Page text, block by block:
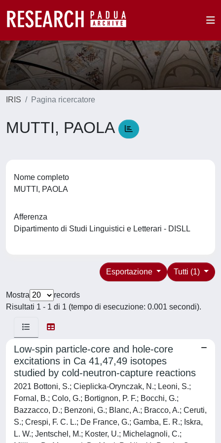
IRIS Pagina ricercatore
MUTTI, PAOLA
Nome completo
MUTTI, PAOLA
Afferenza
Dipartimento di Studi Linguistici e Letterari - DISLL
Tutti (1)
Esportazione
Mostra
records
Risultati 1 - 1 di 1 (tempo di esecuzione: 0.001 secondi).
Low-spin particle-core and hole-core
excitations in Ca 41,47,49 isotopes
studied by cold-neutron-capture reactions
2021 Bottoni, S.; Cieplicka-Orynczak, N.; Leoni, S.;
Fornal, B.; Colo, G.; Bortignon, P. F.; Bocchi, G.;
Bazzacco, D.; Benzoni, G.; Blanc, A.; Bracco, A.; Ceruti,
S.; Crespi, F. C. L.; De France, G.; Gamba, E. R.; Iskra,
L. W.; Jentschel, M.; Koster, U.; Michelagnoli, C.;